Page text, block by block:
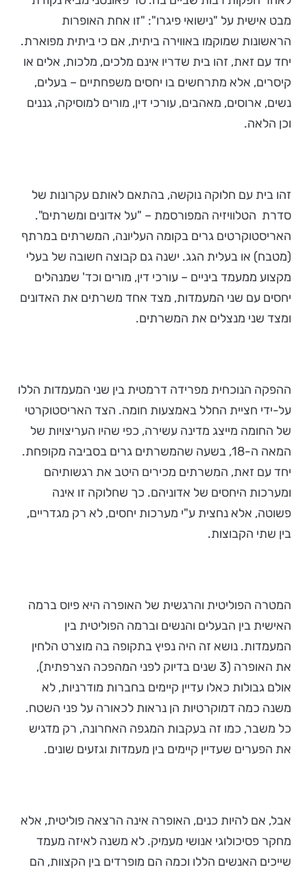
מבט אישית על "נישואי פיגרו": "זו אחת האופרות
הראשונות שמוקמו באווירה ביתית, אם כי ביתית מפוארת.
יחד עם זאת, זהו בית שדריו אינם מלכים, מלכות, אלים או
קיסרים, אלא מתרחשים בו יחסים משפחתיים – בעלים,
נשים, ארוסים, מאהבים, עורכי דין, מורים למוסיקה, גננים
וכן הלאה.
זהו בית עם חלוקה נוקשה, בהתאם לאותם עקרונות של
סדרת הטלוויזיה המפורסמת – "על אדונים ומשרתים".
האריסטוקרטים גרים בקומה העליונה, המשרתים במרתף
(מטבח) או בעלית הגג. ישנה גם קבוצה חשובה של בעלי
מקצוע ממעמד ביניים – עורכי דין, מורים וכד' שמנהלים
יחסים עם שני המעמדות, מצד אחד משרתים את האדונים
ומצד שני מנצלים את המשרתים.
ההפקה הנוכחית מפרידה דרמטית בין שני המעמדות הללו
על-ידי חציית החלל באמצעות חומה. הצד האריסטוקרטי
של החומה מייצג מדינה עשירה, כפי שהיו העריצויות של
המאה ה-18, בשעה שהמשרתים גרים בסביבה מקופחת.
יחד עם זאת, המשרתים מכירים היטב את רגשותיהם
ומערכות היחסים של אדוניהם. כך שחלוקה זו אינה
פשוטה, אלא נחצית ע"י מערכות יחסים, לא רק מגדריים,
בין שתי הקבוצות.
המטרה הפוליטית והרגשית של האופרה היא פיוס ברמה
האישית בין הבעלים והנשים וברמה הפוליטית בין
המעמדות. נושא זה היה נפיץ בתקופה בה מוצרט הלחין
את האופרה (3 שנים בדיוק לפני המהפכה הצרפתית),
אולם גבולות כאלו עדיין קיימים בחברות מודרניות, לא
משנה כמה דמוקרטיות הן נראות לכאורה על פני השטח.
כל משבר, כמו זה בעקבות המגפה האחרונה, רק מדגיש
את הפערים שעדיין קיימים בין מעמדות וגזעים שונים.
אבל, אם להיות כנים, האופרה אינה הרצאה פוליטית, אלא
מחקר פסיכולוגי אנושי מעמיק. לא משנה לאיזה מעמד
שייכים האנשים הללו וכמה הם מופרדים בין הקצוות, הם